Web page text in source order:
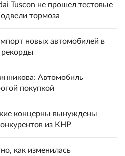
Tuscon не прошел тестовые
тормоза
новых автомобилей в
рекорды
Автомобиль
покупкой
концерны вынуждены
из КНР
как изменилась